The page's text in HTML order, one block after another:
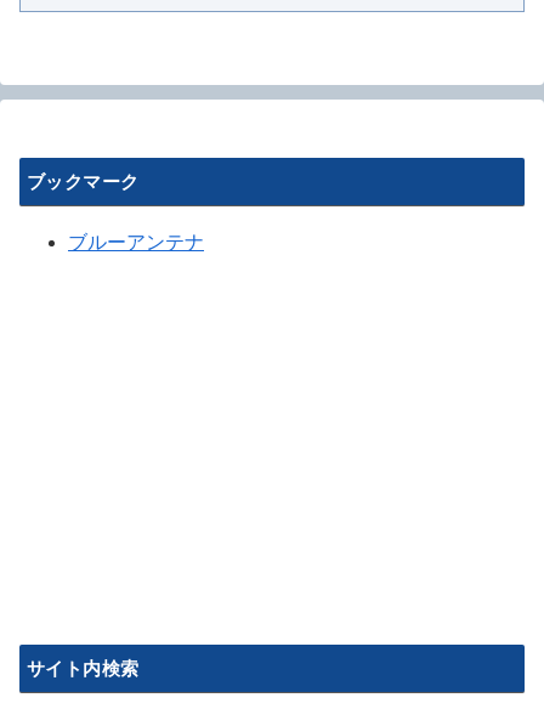
ブックマーク
ブルーアンテナ
サイト内検索